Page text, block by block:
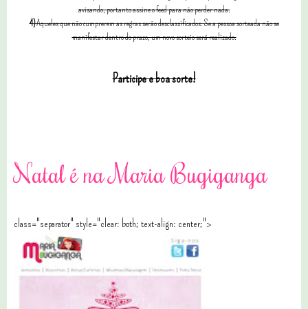
avisando, portanto assine o feed para não perder nada.
4)Aqueles que não cumprerem as regras serão desclassificados. Se a pessoa sorteada não se
manifestar dentro do prazo, um novo sorteio será realizado.
Participe e boa sorte!
Natal é na Maria Bugiganga
class="separator" style="clear: both; text-align: center;">